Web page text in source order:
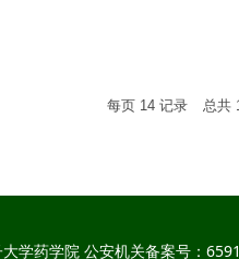
每页 14 记录 总共
学药学院 公安机关备案号：